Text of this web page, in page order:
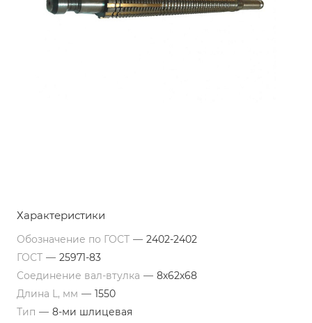
Характеристики
Обозначение по ГОСТ — 2402-2402
ГОСТ — 25971-83
Соединение вал-втулка — 8х62х68
Длина L, мм — 1550
Тип — 8-ми шлицевая